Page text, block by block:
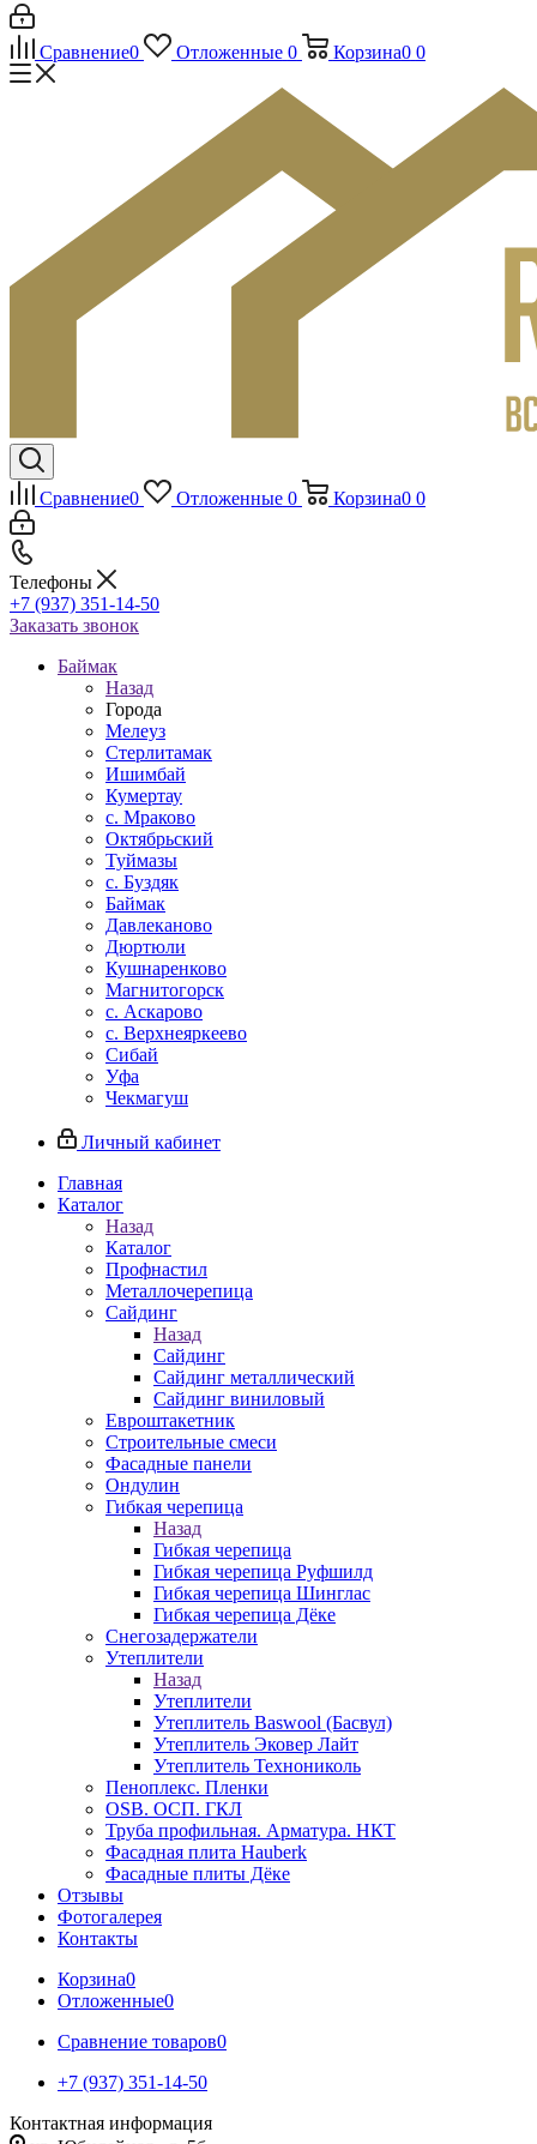
Сравнение0 Отложенные 0 Корзина0 0
Сравнение0 Отложенные 0 Корзина0 0
Телефоны
+7 (937) 351-14-50
Заказать звонок
Баймак
Назад
Города
Мелеуз
Стерлитамак
Ишимбай
Кумертау
c. Мраково
Октябрьский
Туймазы
c. Буздяк
Баймак
Давлеканово
Дюртюли
Кушнаренково
Магнитогорск
с. Аскарово
с. Верхнеяркеево
Сибай
Уфа
Чекмагуш
Личный кабинет
Главная
Каталог
Назад
Каталог
Профнастил
Металлочерепица
Сайдинг
Назад
Сайдинг
Сайдинг металлический
Сайдинг виниловый
Евроштакетник
Строительные смеси
Фасадные панели
Ондулин
Гибкая черепица
Назад
Гибкая черепица
Гибкая черепица Руфшилд
Гибкая черепица Шинглас
Гибкая черепица Дёке
Снегозадержатели
Утеплители
Назад
Утеплители
Утеплитель Baswool (Басвул)
Утеплитель Эковер Лайт
Утеплитель Технониколь
Пеноплекс. Пленки
OSB. ОСП. ГКЛ
Труба профильная. Арматура. НКТ
Фасадная плита Hauberk
Фасадные плиты Дёке
Отзывы
Фотогалерея
Контакты
Корзина0
Отложенные0
Сравнение товаров0
+7 (937) 351-14-50
Контактная информация